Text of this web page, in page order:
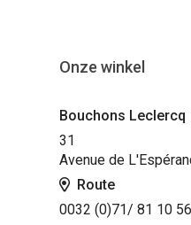
Onze winkel
Bouchons Leclercq
31
Avenue de
Route
0032 (0)71/ 81 10 56